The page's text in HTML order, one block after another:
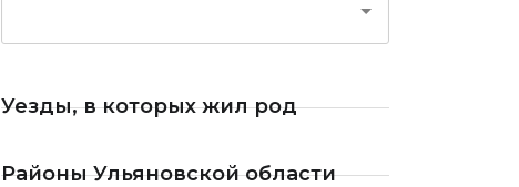
Уезды, в которых жил род
Районы Ульяновской области